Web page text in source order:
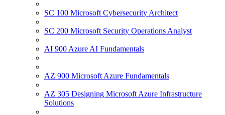
SC 100 Microsoft Cybersecurity Architect
SC 200 Microsoft Security Operations Analyst
AI 900 Azure AI Fundamentals
AZ 900 Microsoft Azure Fundamentals
AZ 305 Designing Microsoft Azure Infrastructure
Solutions